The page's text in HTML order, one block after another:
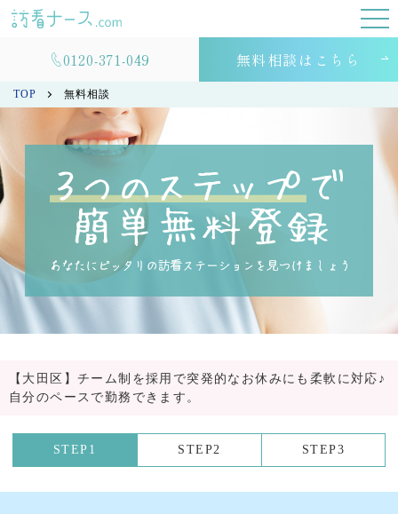
0120-371-049 無料相談はこちら
TOP 無料相談
【大田区】チーム制を採用で突発的なお休みにも柔軟に対応♪
自分のペースで勤務できます。
STEP1 STEP2 STEP3